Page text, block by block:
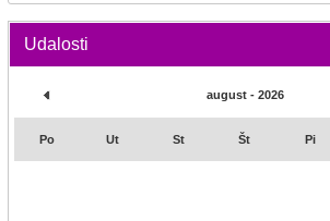
Udalosti
august - 2026
Po Ut St Št Pi